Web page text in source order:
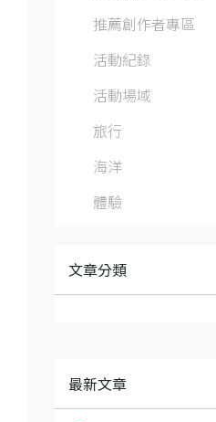
推薦創作者專區
活動紀錄
活動場域
旅行
海洋
體驗
文章分類
最新文章